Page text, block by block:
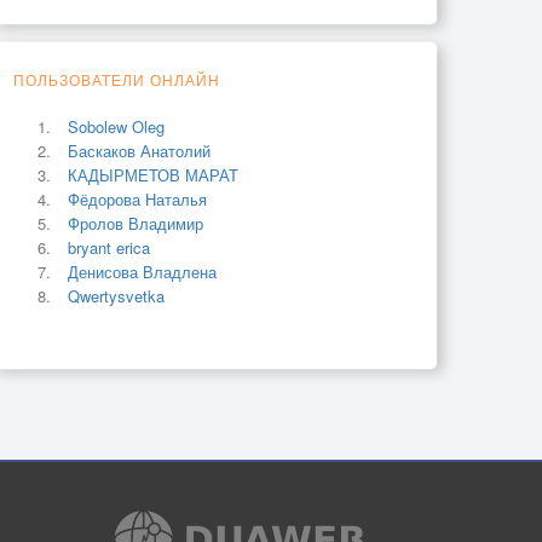
ПОЛЬЗОВАТЕЛИ ОНЛАЙН
Sobolew Oleg
Баскаков Анатолий
КАДЫРМЕТОВ МАРАТ
Фёдорова Наталья
Фролов Владимир
bryant erica
Денисова Владлена
Qwertysvetka